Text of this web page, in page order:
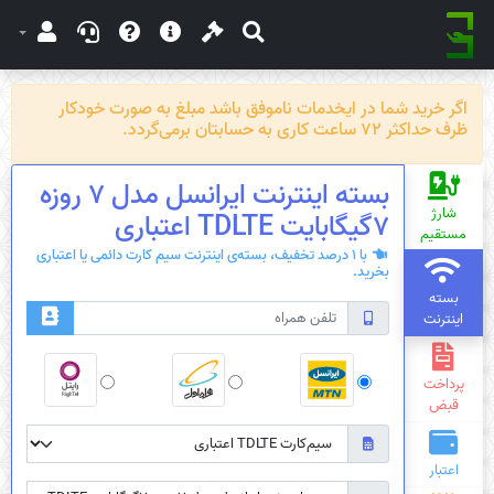
اگر خرید شما در ایخدمات ناموفق باشد مبلغ به صورت خودکار
ظرف حداکثر 72 ساعت کاری به حسابتان برمی‌گردد.
شارژ
مستقیم
بسته
اینترنت
پرداخت
قبض
اعتبار
بسته اینترنت ایرانسل مدل 7 روزه
7گیگابایت TDLTE اعتباری
با 1 درصد تخفیف، بسته‌ی اینترنت سیم کارت دائمی یا اعتباری
بخرید.